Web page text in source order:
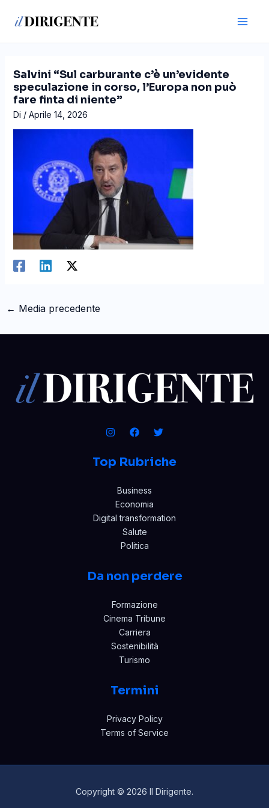
Salvini “Sul carburante c’è un’evidente
speculazione in corso, l’Europa non può
fare finta di niente”
Di / Aprile 14, 2026
articoli
← Media precedente
Top Rubriche
Business
Economia
Digital transformation
Salute
Politica
Da non perdere
Formazione
Cinema Tribune
Carriera
Sostenibilità
Turismo
Termini
Privacy Policy
Terms of Service
Copyright © 2026 Il Dirigente.